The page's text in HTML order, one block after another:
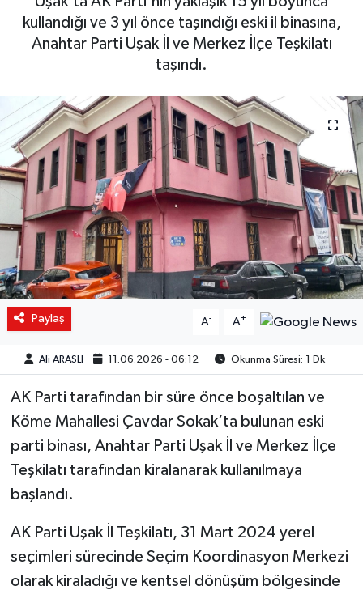
kullandığı ve 3 yıl önce taşındığı eski il binasına,
Anahtar Parti Uşak İl ve Merkez İlçe Teşkilatı
taşındı.
Paylaş A- A+
Ali ARASLI 11.06.2026 - 06:12 Okunma Süresi: 1 Dk
AK Parti tarafından bir süre önce boşaltılan ve
Köme Mahallesi Çavdar Sokak’ta bulunan eski
parti binası, Anahtar Parti Uşak İl ve Merkez İlçe
Teşkilatı tarafından kiralanarak kullanılmaya
başlandı.
AK Parti Uşak İl Teşkilatı, 31 Mart 2024 yerel
seçimleri sürecinde Seçim Koordinasyon Merkezi
olarak kiraladığı ve kentsel dönüşüm bölgesinde